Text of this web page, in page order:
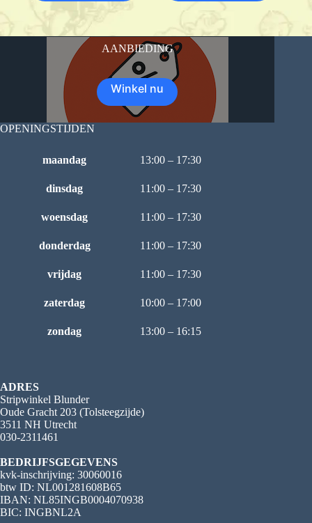
AANBIEDING
Winkel nu
OPENINGSTIJDEN
maandag 13:00 – 17:30
dinsdag 11:00 – 17:30
woensdag 11:00 – 17:30
donderdag 11:00 – 17:30
vrijdag 11:00 – 17:30
zaterdag 10:00 – 17:00
zondag 13:00 – 16:15
ADRES
Stripwinkel Blunder
Oude Gracht 203 (Tolsteegzijde)
3511 NH Utrecht
030-2311461
BEDRIJFSGEGEVENS
kvk-inschrijving: 30060016
btw ID: NL001281608B65
IBAN: NL85INGB0004070938
BIC: INGBNL2A